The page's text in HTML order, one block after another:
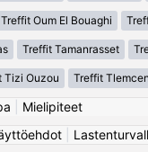
Treffit Oum El Bouaghi
Treffit Tamanrasset
Tizi Ouzou Treffit Tlemcen
Mielipiteet
|